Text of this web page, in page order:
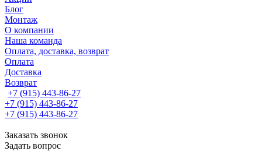
Блог
Монтаж
О компании
Наша команда
Оплата, доставка, возврат
Оплата
Доставка
Возврат
+7 (915) 443-86-27
+7 (915) 443-86-27
+7 (915) 443-86-27
Заказать звонок
Задать вопрос